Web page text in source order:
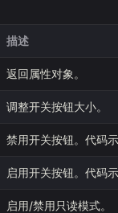
描述
返回属性对象。
调整开关按钮大小。
禁用开关按钮。代码示
启用开关按钮。代码示
启用/禁用只读模式。